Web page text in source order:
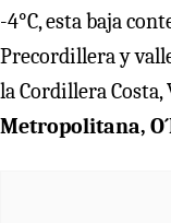
-4°C, esta baja
Precordillera y
la Cordillera
Metropolitana,